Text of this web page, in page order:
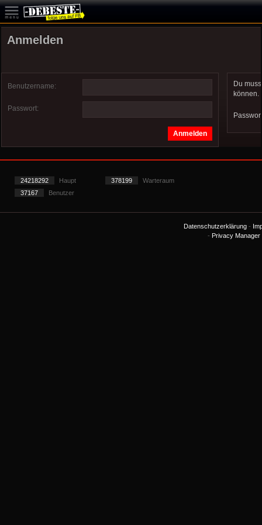
Anmelden
Benutzername:
Passwort:
Du
können.
24218292 Haupt 378199
Warteraum
37167
Benutzer
Datenschutzerklärung-
- Privacy Manager